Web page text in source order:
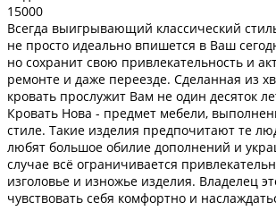
15000
Всегда выигрывающий классический
не просто идеально впишется в Ваш
но сохранит свою привлекательность и
ремонте и даже переезде. Сделанная из
кровать прослужит Вам не один десяток
Кровать Нова - предмет мебели,
стиле. Такие изделия предпочитают те
любят большое обилие дополнений и
случае всё ограничивается
изголовье и изножье изделия. Владелец
чувствовать себя комфортно и